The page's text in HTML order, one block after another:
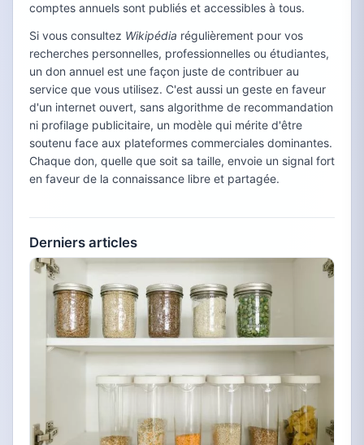
comptes annuels sont publiés et accessibles à tous.
Si vous consultez Wikipédia régulièrement pour vos
recherches personnelles, professionnelles ou étudiantes,
un don annuel est une façon juste de contribuer au
service que vous utilisez. C'est aussi un geste en faveur
d'un internet ouvert, sans algorithme de recommandation
ni profilage publicitaire, un modèle qui mérite d'être
soutenu face aux plateformes commerciales dominantes.
Chaque don, quelle que soit sa taille, envoie un signal fort
en faveur de la connaissance libre et partagée.
Derniers articles